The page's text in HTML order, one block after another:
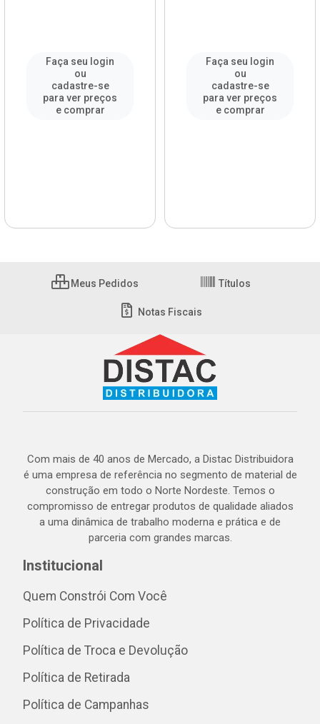
Faça seu login
ou
cadastre-se
para ver preços
e comprar
Faça seu login
ou
cadastre-se
para ver preços
e comprar
Meus Pedidos Títulos
Notas Fiscais
Com mais de 40 anos de Mercado, a Distac Distribuidora
é uma empresa de referência no segmento de material de
construção em todo o Norte Nordeste. Temos o
compromisso de entregar produtos de qualidade aliados
a uma dinâmica de trabalho moderna e prática e de
parceria com grandes marcas.
Institucional
Quem Constrói Com Você
Política de Privacidade
Política de Troca e Devolução
Política de Retirada
Política de Campanhas